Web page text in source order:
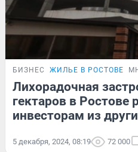
БИЗНЕС ЖИЛЬЕ В РОСТОВЕ
Лихорадочная
гектаров в Ростове
инвесторам из
5 декабря, 2024, 08:19 72 000